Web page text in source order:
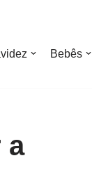
Bebês
a